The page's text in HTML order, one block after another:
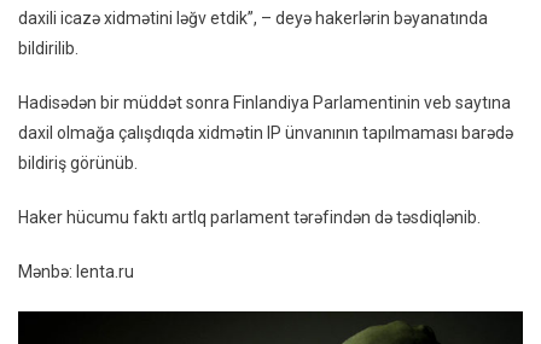
daxili icazə xidmətini ləğv etdik”, – deyə hakerlərin bəyanatında
bildirilib.
Hadisədən bir müddət sonra Finlandiya Parlamentinin veb saytına
daxil olmağa çalışdıqda xidmətin IP ünvanının tapılmaması barədə
bildiriş görünüb.
Haker hücumu faktı artIq parlament tərəfindən də təsdiqlənib.
Mənbə: lenta.ru